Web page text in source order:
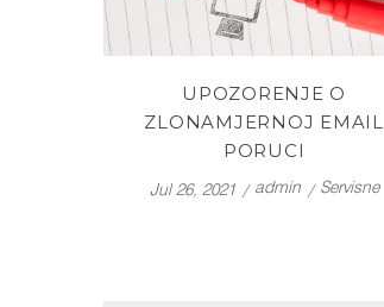
UPOZORENJE O
ZLONAMJERNOJ EMAIL
PORUCI
Jul 26, 2021 admin Servisne